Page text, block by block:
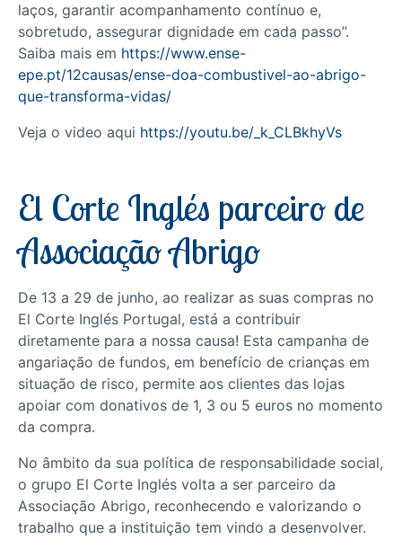
laços, garantir acompanhamento contínuo e,
sobretudo, assegurar dignidade em cada passo”.
Saiba mais em https://www.ense-
epe.pt/12causas/ense-doa-combustivel-ao-abrigo-
que-transforma-vidas/
Veja o video aqui https://youtu.be/_k_CLBkhyVs
El Corte Inglés parceiro de
Associação Abrigo
De 13 a 29 de junho, ao realizar as suas compras no
El Corte Inglés Portugal, está a contribuir
diretamente para a nossa causa! Esta campanha de
angariação de fundos, em benefício de crianças em
situação de risco, permite aos clientes das lojas
apoiar com donativos de 1, 3 ou 5 euros no momento
da compra.
No âmbito da sua política de responsabilidade social,
o grupo El Corte Inglés volta a ser parceiro da
Associação Abrigo, reconhecendo e valorizando o
trabalho que a instituição tem vindo a desenvolver.